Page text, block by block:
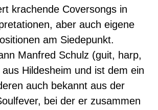
krachende Coversongs in
aber auch eigene
am Siedepunkt.
Manfred Schulz (guit, harp,
Hildesheim und ist dem ein
auch bekannt aus der
bei der er zusammen